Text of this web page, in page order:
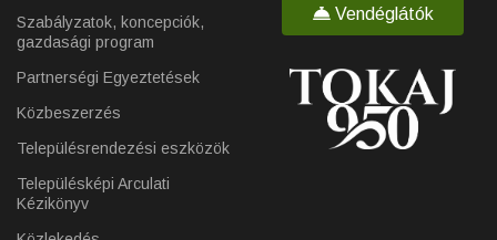
Szabályzatok, koncepciók,
gazdasági program
Partnerségi Egyeztetések
Közbeszerzés
Településrendezési eszközök
Településképi Arculati
Kézikönyv
Vendéglátók